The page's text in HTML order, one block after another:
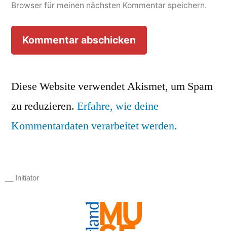
Browser für meinen nächsten Kommentar speichern.
Diese Website verwendet Akismet, um Spam
zu reduzieren. Erfahre, wie deine
Kommentardaten verarbeitet werden.
__ Initiator